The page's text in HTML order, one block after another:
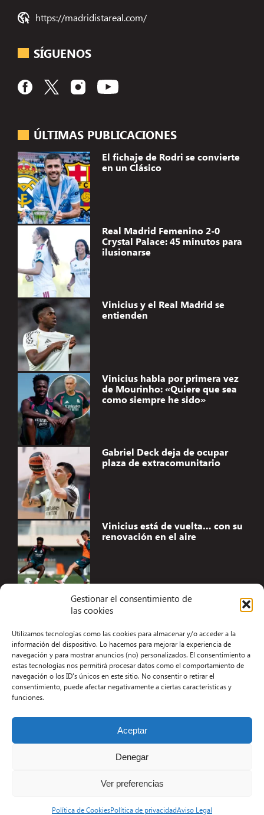
Gestionar el consentimiento de
las cookies
Utilizamos tecnologías como las cookies para almacenar y/o acceder a la
información del dispositivo. Lo hacemos para mejorar la experiencia de
navegación y para mostrar anuncios (no) personalizados. El consentimiento a
estas tecnologías nos permitirá procesar datos como el comportamiento de
navegación o los ID's únicos en este sitio. No consentir o retirar el
consentimiento, puede afectar negativamente a ciertas características y
funciones.
Aceptar
Denegar
Ver preferencias
Política de CookiesPolítica de privacidadAviso Legal
ÚLTIMAS PUBLICACIONES
El fichaje de Rodri se convierte
en un Clásico
Real Madrid Femenino 2-0
Crystal Palace: 45 minutos para
ilusionarse
Vinicius y el Real Madrid se
entienden
Vinicius habla por primera vez
de Mourinho: «Quiere que sea
como siempre he sido»
Gabriel Deck deja de ocupar
plaza de extracomunitario
Vinicius está de vuelta… con su
renovación en el aire
https://madridistareal.com/
SÍGUENOS
Aviso Legal
Términos y condiciones
Política de privacidad
Contacto
Desarrollo Web por Kiwop